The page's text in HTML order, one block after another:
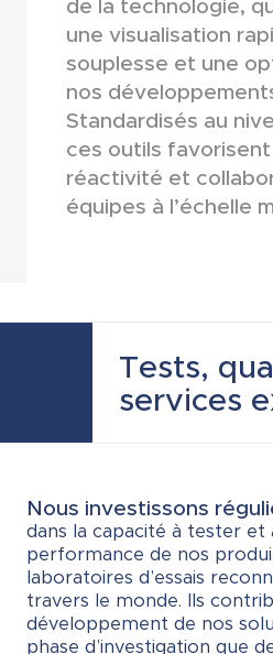
de la technologie,
une visualisation
souplesse et une
nos
Standardisés au
ces outils
réactivité et
équipes à l’échelle
Tests,
services
Nous investissons
dans la capacité à tester et
performance de nos
laboratoires d’essais
travers le monde. Ils
développement de nos
phase d’investigation que